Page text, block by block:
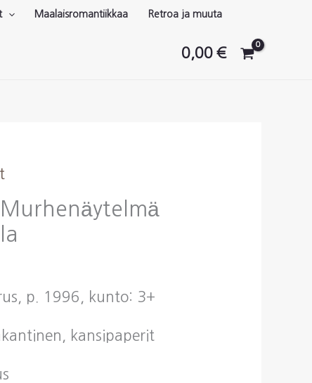
Maalaisromantiikkaa Retroa ja muuta
0,00€
Murhenäytelmä
p. 1996, kunto: 3+
kansipaperit